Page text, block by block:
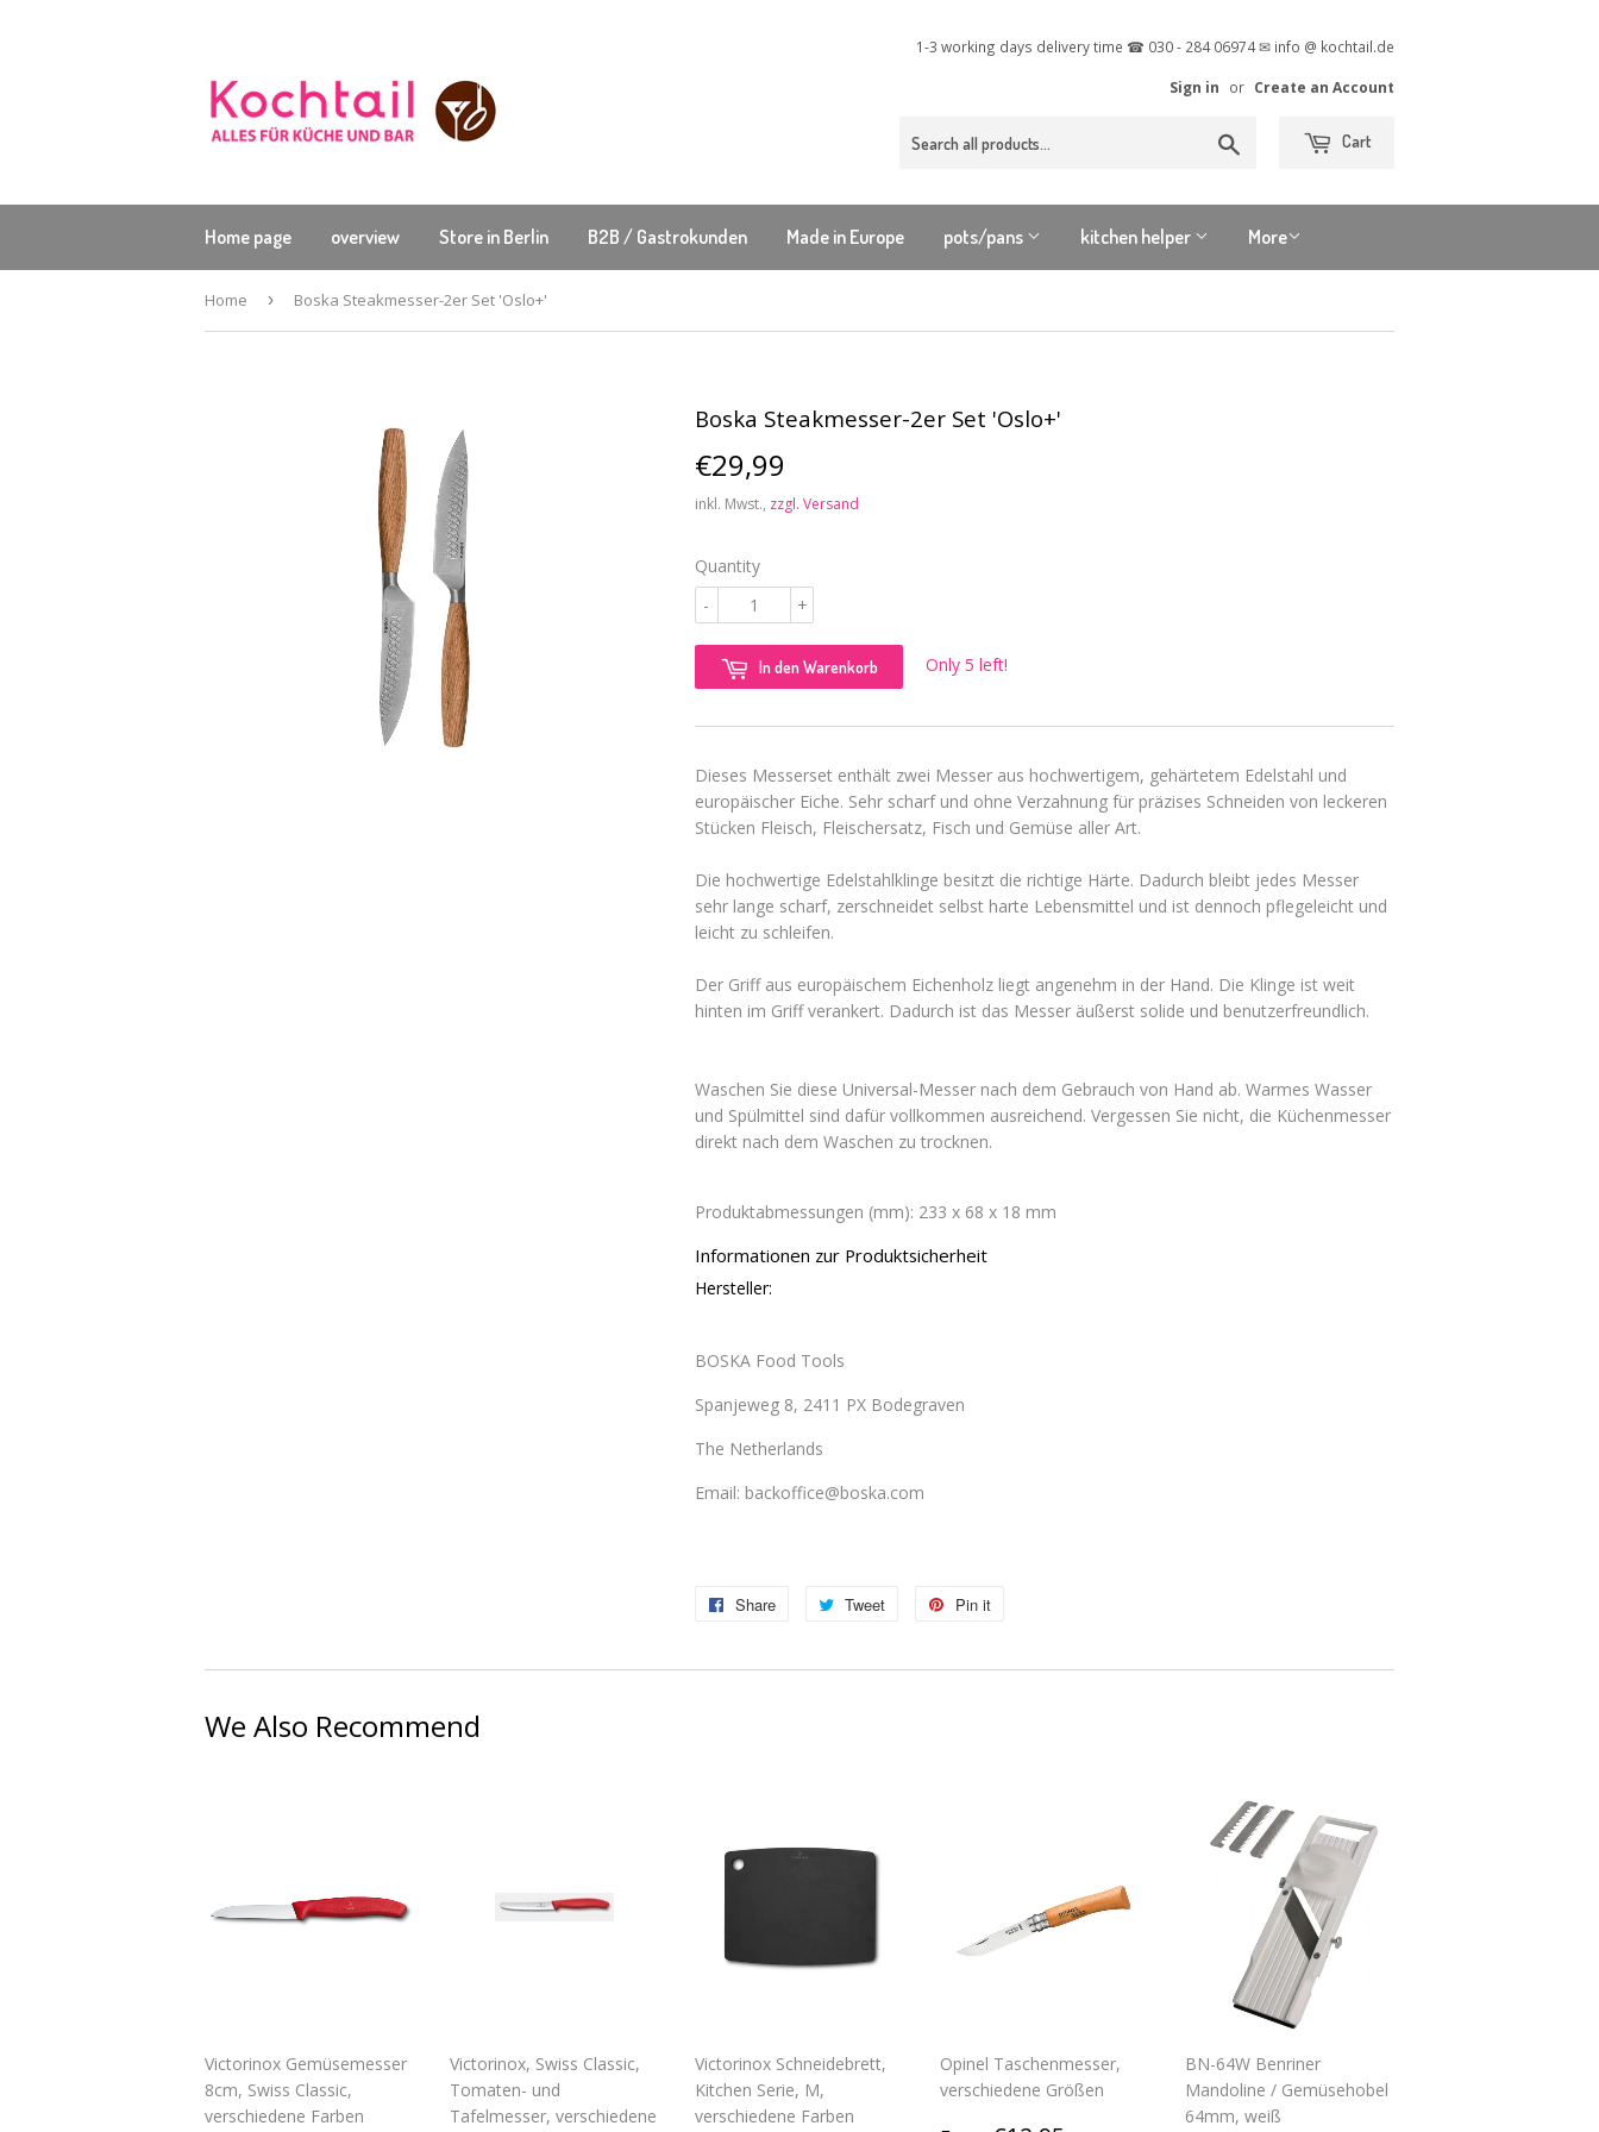
1-3 working days delivery time ☎ 030 - 284 06974 ✉ info @ kochtail.de
Sign in or Create an Account
Cart
Home page overview Store in Berlin B2B / Gastrokunden Made in Europe pots/pans kitchen helper More
Home › Boska Steakmesser-2er Set 'Oslo+'
Boska Steakmesser-2er Set 'Oslo+'
€29,99
inkl. Mwst., zzgl. Versand
Quantity
+
-
In den Warenkorb Only 5 left!
Dieses Messerset enthält zwei Messer aus hochwertigem, gehärtetem Edelstahl und
europäischer Eiche. Sehr scharf und ohne Verzahnung für präzises Schneiden von leckeren
Stücken Fleisch, Fleischersatz, Fisch und Gemüse aller Art.
Die hochwertige Edelstahlklinge besitzt die richtige Härte. Dadurch bleibt jedes Messer
sehr lange scharf, zerschneidet selbst harte Lebensmittel und ist dennoch pflegeleicht und
leicht zu schleifen.
Der Griff aus europäischem Eichenholz liegt angenehm in der Hand. Die Klinge ist weit
hinten im Griff verankert. Dadurch ist das Messer äußerst solide und benutzerfreundlich.
Waschen Sie diese Universal-Messer nach dem Gebrauch von Hand ab. Warmes Wasser
und Spülmittel sind dafür vollkommen ausreichend. Vergessen Sie nicht, die Küchenmesser
direkt nach dem Waschen zu trocknen.
Produktabmessungen (mm): 233 x 68 x 18 mm
Informationen zur Produktsicherheit
Hersteller:
BOSKA Food Tools
Spanjeweg 8, 2411 PX Bodegraven
The Netherlands
Email: backoffice@boska.com
Share
Share
Facebook
Tweet
Tweet
Twitter
Pin it
Pinterest
We Also Recommend
Victorinox Gemüsemesser
8cm, Swiss Classic,
verschiedene Farben
Victorinox, Swiss Classic,
Tomaten- und
Tafelmesser, verschiedene
Victorinox Schneidebrett,
Kitchen Serie, M,
verschiedene Farben
Opinel Taschenmesser,
verschiedene Größen
BN-64W Benriner
Mandoline / Gemüsehobel
64mm, weiß